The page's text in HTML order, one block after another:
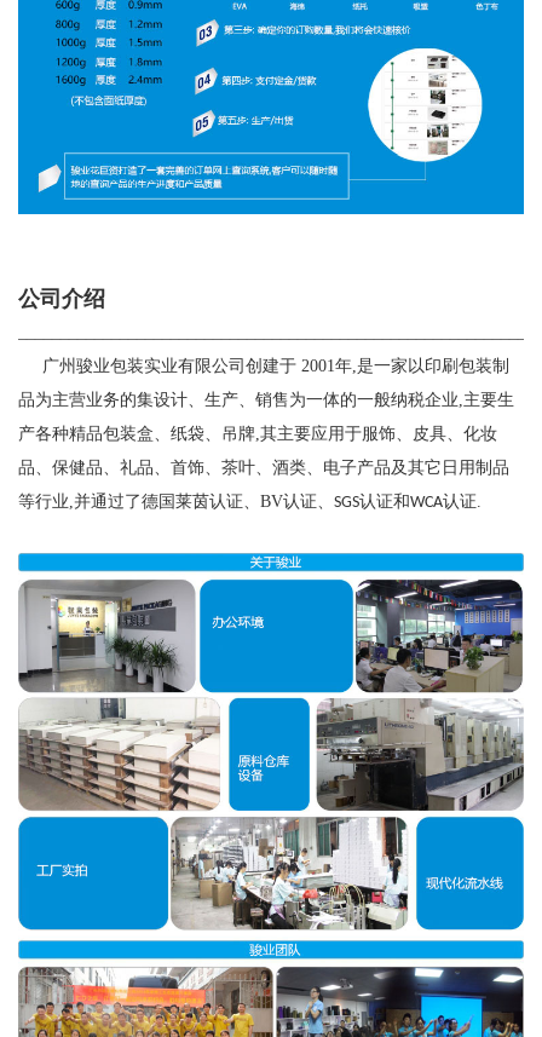
公司介绍
广州骏业包装实业有限公司创建于 2001 年 是一家以印刷包装制
品为主营业务的集设计、生产、销售为一体的一般纳税企业 主要生
产各种精品包装盒、纸袋、吊牌 其主要应用于服饰、皮具、化妆
品、保健品、礼品、首饰、茶叶、酒类、电子产品及其它日用制品
等行业 并通过了德国莱茵认证、 BV认证、 SGS认证和WCA认证